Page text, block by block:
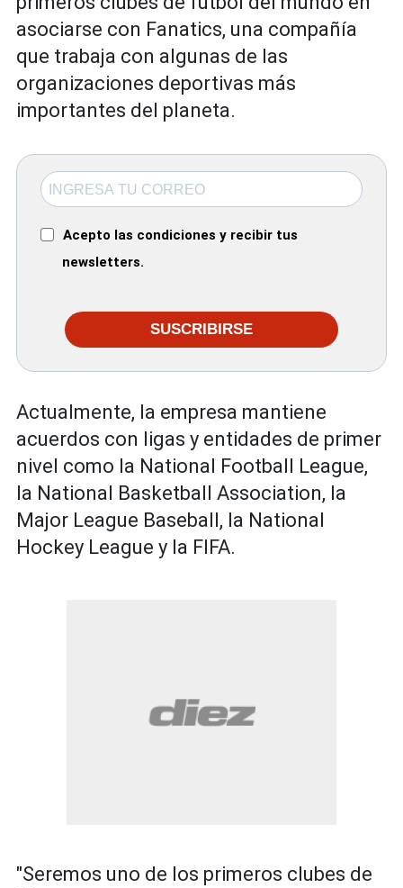
asociarse con Fanatics, una compañía
que trabaja con algunas de las
organizaciones deportivas más
importantes del planeta.
Acepto las condiciones y recibir tus
newsletters.
SUSCRIBIRSE
Actualmente, la empresa mantiene
acuerdos con ligas y entidades de primer
nivel como la National Football League,
la National Basketball Association, la
Major League Baseball, la National
Hockey League y la FIFA.
"Seremos uno de los primeros clubes de